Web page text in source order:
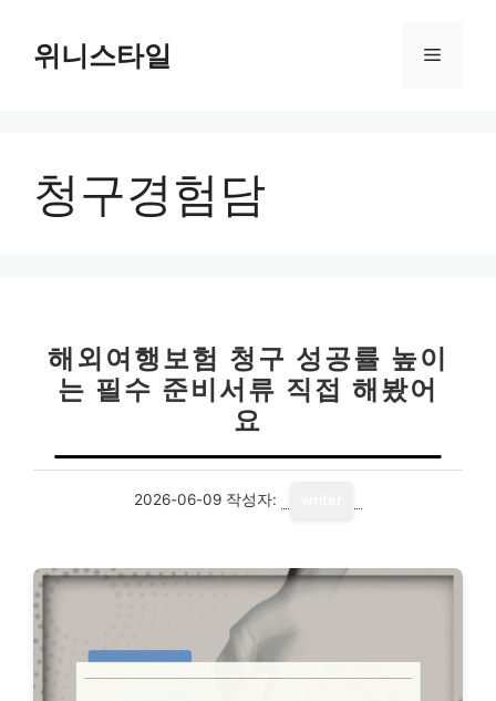
위니스타일 메
청구경험담
해외여행보험 청구 성공률 높이
는 필수 준비서류 직접 해봤어
요
2026-06-09 작성자: